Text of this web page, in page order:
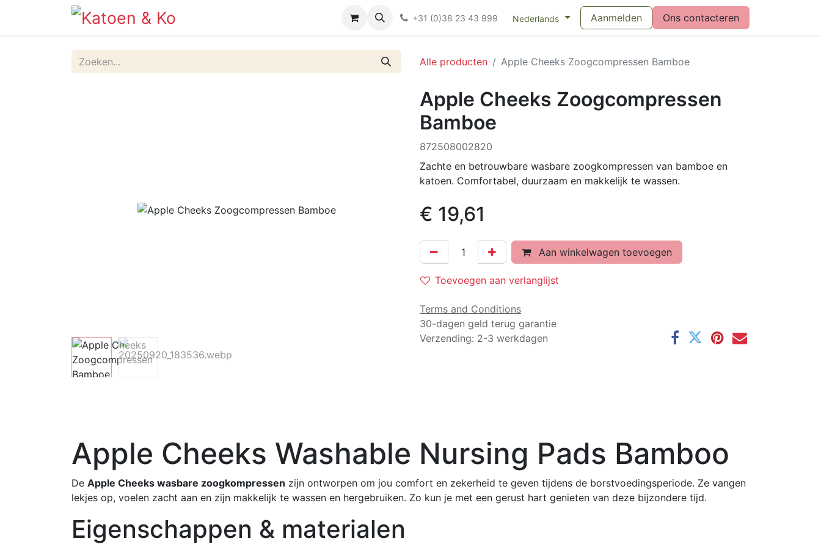
Kieswijzer nacht- en kraamverband Kieswijzer maandverband Vragen over menstruatiecups
+31 (0)38 23 43 999 Nederlands Aanmelden Ons contacteren
Alle producten Apple Cheeks Zoogcompressen Bamboe
Apple Cheeks Zoogcompressen
Bamboe
872508002820
Zachte en betrouwbare wasbare zoogkompressen van bamboe en
katoen. Comfortabel, duurzaam en makkelijk te wassen.
€ 19,61
Aan winkelwagen toevoegen
Toevoegen aan verlanglijst
Terms and Conditions
30-dagen geld terug garantie
Verzending: 2-3 werkdagen
Apple Cheeks Washable Nursing Pads Bamboo
De Apple Cheeks wasbare zoogkompressen zijn ontworpen om jou comfort en zekerheid te geven tijdens de borstvoedingsperiode. Ze vangen
lekjes op, voelen zacht aan en zijn makkelijk te wassen en hergebruiken. Zo kun je met een gerust hart genieten van deze bijzondere tijd.
Eigenschappen & materialen